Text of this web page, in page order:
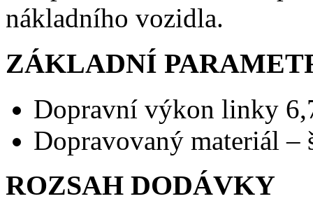
nákladního vozidla.
ZÁKLADNÍ
Dopravní výkon linky
Dopravovaný materiál –
ROZSAH DODÁVKY